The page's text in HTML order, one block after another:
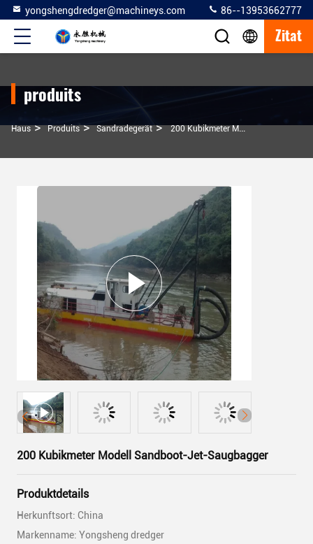
yongshengdredger@machineys.com 86--13953662777
Zitat
produits
Haus > Produits > Sandradegerät > 200 Kubikmeter Modell Sandboot-Jet-Saugbagger
200 Kubikmeter Modell Sandboot-Jet-Saugbagger
Produktdetails
Herkunftsort: China
Markenname: Yongsheng dredger